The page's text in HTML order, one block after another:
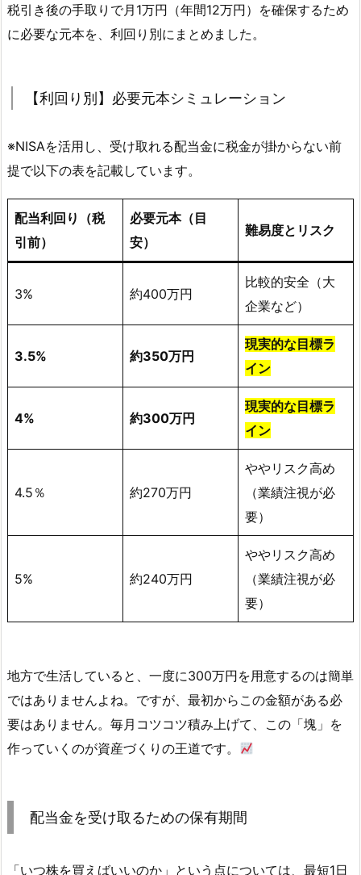
税引き後の手取りで月1万円（年間12万円）を確保するため
に必要な元本を、利回り別にまとめました。
【利回り別】必要元本シミュレーション
※NISAを活用し、受け取れる配当金に税金が掛からない前
提で以下の表を記載しています。
配当利回り（税
引前）
必要元本（目
安）
難易度とリスク
3% 約400万円
比較的安全（大
企業など）
3.5% 約350万円
現実的な目標ラ
イン
4% 約300万円
現実的な目標ラ
イン
4.5％ 約270万円
ややリスク高め
（業績注視が必
要）
5% 約240万円
ややリスク高め
（業績注視が必
要）
地方で生活していると、一度に300万円を用意するのは簡単
ではありませんよね。ですが、最初からこの金額がある必
要はありません。毎月コツコツ積み上げて、この「塊」を
作っていくのが資産づくりの王道です。
配当金を受け取るための保有期間
「いつ株を買えばいいのか」という点については、最短1日